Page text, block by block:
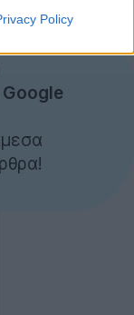
Policy